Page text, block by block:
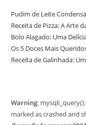
Pudim de Leite
Receita de Pizza: A Arte
Bolo Alagado: Uma
Os 5 Doces Mais
Receita de Galinhada:
Warning:
marked as crashed and